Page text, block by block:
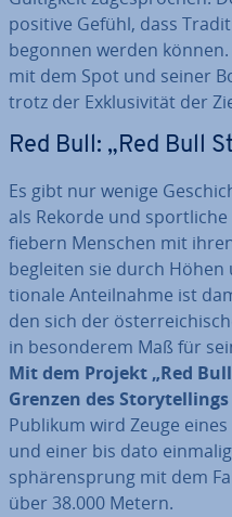
positive Gefühl, dass
begonnen werden
mit dem Spot und seiner
trotz der Ex­klu­si­vi­tät der
Red Bull: „Red Bull
Es gibt nur wenige
als Rekorde und
fiebern Menschen mit
begleiten sie durch
tio­na­le An­teil­nah­me ist
den sich der
in be­son­de­rem Maß für
Mit dem Projekt „Red
Grenzen des
Publikum wird Zeuge
und einer bis dato
sphä­ren­sprung mit dem
über 38.000 Metern.